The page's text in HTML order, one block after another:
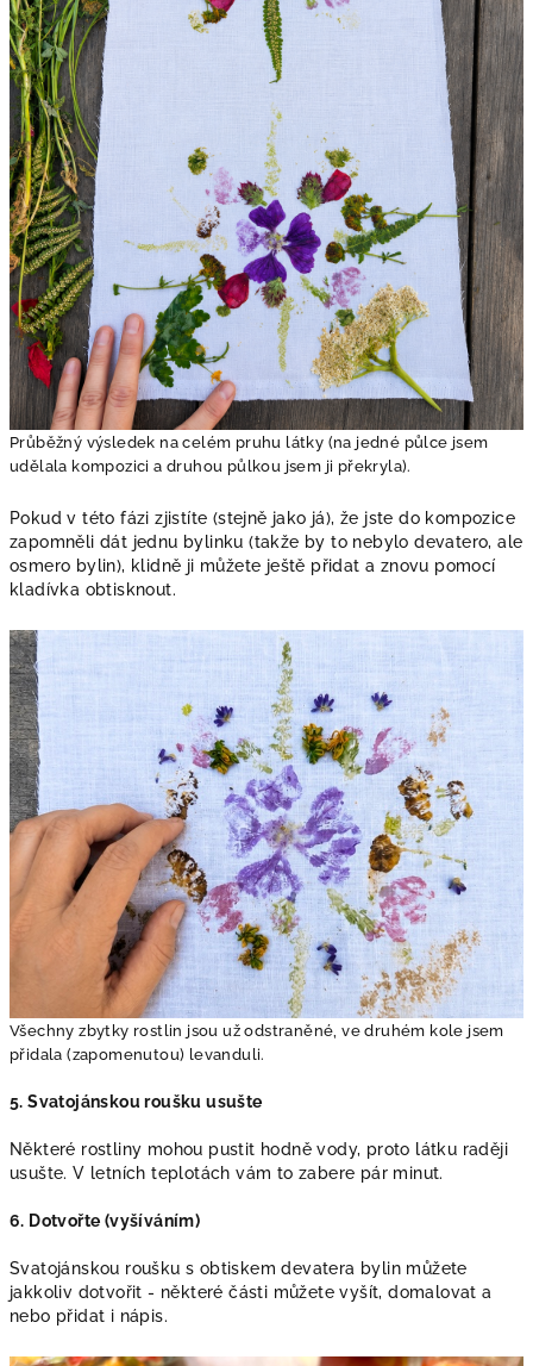
Průběžný výsledek na celém pruhu látky (na jedné půlce jsem
udělala kompozici a druhou půlkou jsem ji překryla).
Pokud v této fázi zjistíte (stejně jako já), že jste do kompozice
zapomněli dát jednu bylinku (takže by to nebylo devatero, ale
osmero bylin), klidně ji můžete ještě přidat a znovu pomocí
kladívka obtisknout.
Všechny zbytky rostlin jsou už odstraněné, ve druhém kole jsem
přidala (zapomenutou) levanduli.
5. Svatojánskou roušku usušte
Některé rostliny mohou pustit hodně vody, proto látku raději
usušte. V letních teplotách vám to zabere pár minut.
6. Dotvořte (vyšíváním)
Svatojánskou roušku s obtiskem devatera bylin můžete
jakkoliv dotvořit - některé části můžete vyšít, domalovat a
nebo přidat i nápis.